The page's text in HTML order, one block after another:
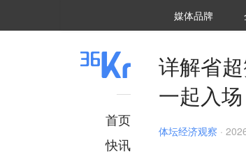
媒体品牌
首页
快讯
详解省
一起入场
体坛经济观察 ·